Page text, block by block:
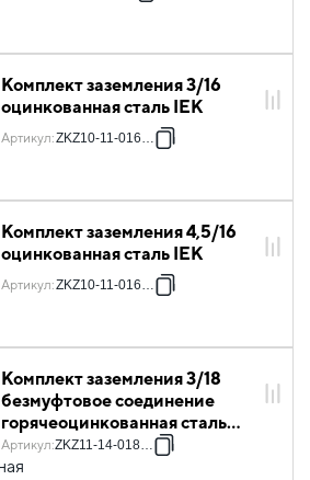
Комплект заземления 3/16
оцинкованная сталь IEK
Артикул:ZKZ10-11-016-03
Комплект заземления 4,5/16
оцинкованная сталь IEK
Артикул:ZKZ10-11-016-04
Комплект заземления 3/18
безмуфтовое соединение
горячеоцинкованная сталь
IEK
Артикул:ZKZ11-14-018-03